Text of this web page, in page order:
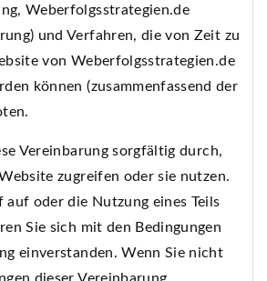
Weberfolgsstrategien.de
und Verfahren, die von Zeit zu
von Weberfolgsstrategien.de
können (zusammenfassend der
Vereinbarung sorgfältig durch,
zugreifen oder sie nutzen.
oder die Nutzung eines Teils
Sie sich mit den Bedingungen
einverstanden. Wenn Sie nicht